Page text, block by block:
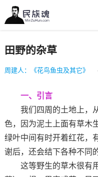
田野的杂草
周建人：《花鸟鱼虫及其它》 ·
一、引言
我们四周的土地上，从
色，因为泥土上面有草木
绿叶中间有时开着红花，
谢后，还会结下各种不同
这等野生的草木很有用